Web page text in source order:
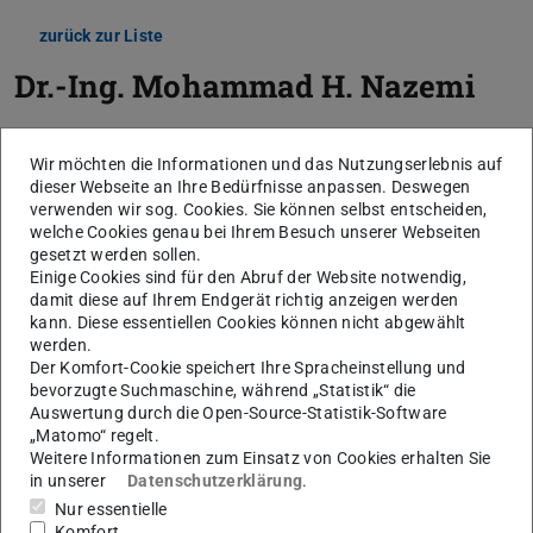
zurück zur Liste
Dr.-Ing. Mohammad H. Nazemi
Wir möchten die Informationen und das Nutzungserlebnis auf
dieser Webseite an Ihre Bedürfnisse anpassen. Deswegen
verwenden wir sog. Cookies. Sie können selbst entscheiden,
welche Cookies genau bei Ihrem Besuch unserer Webseiten
gesetzt werden sollen.
Einige Cookies sind für den Abruf der Website notwendig,
damit diese auf Ihrem Endgerät richtig anzeigen werden
kann. Diese essentiellen Cookies können nicht abgewählt
werden.
Der Komfort-Cookie speichert Ihre Spracheinstellung und
bevorzugte Suchmaschine, während „Statistik“ die
Auswertung durch die Open-Source-Statistik-Software
„Matomo“ regelt.
Weitere Informationen zum Einsatz von Cookies erhalten Sie
in unserer
Datenschutzerklärung.
Nur essentielle